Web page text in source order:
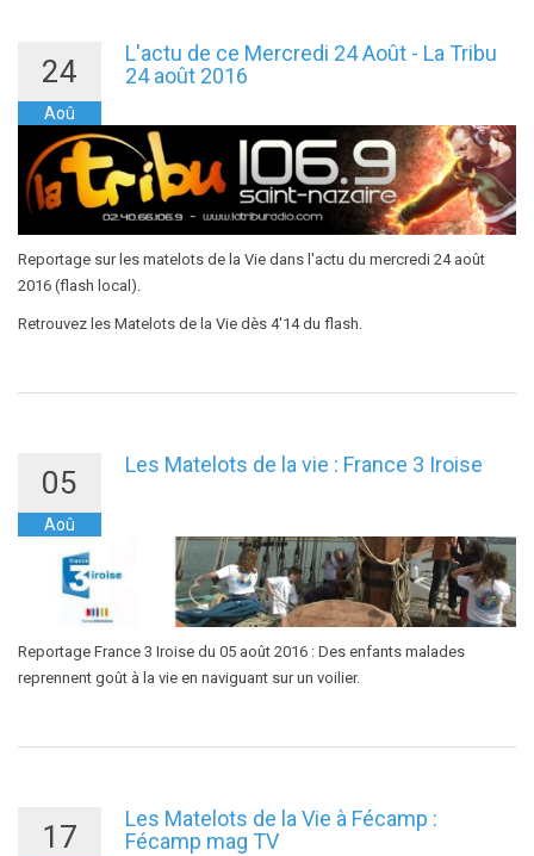
24
Aoû
L'actu de ce Mercredi 24 Août - La Tribu
24 août 2016
Reportage sur les matelots de la Vie dans l'actu du mercredi 24 août
2016 (flash local).
Retrouvez les Matelots de la Vie dès 4'14 du flash.
05
Aoû
Les Matelots de la vie : France 3 Iroise
Reportage France 3 Iroise du 05 août 2016 : Des enfants malades
reprennent goût à la vie en naviguant sur un voilier.
17
Les Matelots de la Vie à Fécamp :
Fécamp mag TV